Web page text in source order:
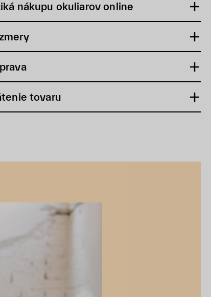
nákupu okuliarov online
tovaru